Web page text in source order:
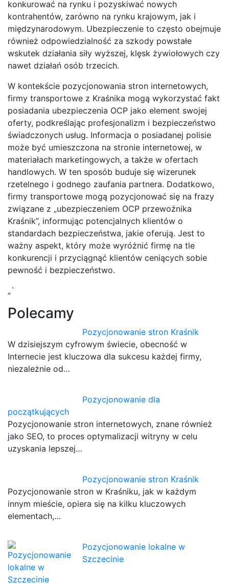
konkurować na rynku i pozyskiwać nowych
kontrahentów, zarówno na rynku krajowym, jak i
międzynarodowym. Ubezpieczenie to często obejmuje
również odpowiedzialność za szkody powstałe
wskutek działania siły wyższej, klęsk żywiołowych czy
nawet działań osób trzecich.
W kontekście pozycjonowania stron internetowych,
firmy transportowe z Kraśnika mogą wykorzystać fakt
posiadania ubezpieczenia OCP jako element swojej
oferty, podkreślając profesjonalizm i bezpieczeństwo
świadczonych usług. Informacja o posiadanej polisie
może być umieszczona na stronie internetowej, w
materiałach marketingowych, a także w ofertach
handlowych. W ten sposób buduje się wizerunek
rzetelnego i godnego zaufania partnera. Dodatkowo,
firmy transportowe mogą pozycjonować się na frazy
związane z „ubezpieczeniem OCP przewoźnika
Kraśnik”, informując potencjalnych klientów o
standardach bezpieczeństwa, jakie oferują. Jest to
ważny aspekt, który może wyróżnić firmę na tle
konkurencji i przyciągnąć klientów ceniących sobie
pewność i bezpieczeństwo.
„`
Polecamy
Pozycjonowanie stron Kraśnik
W dzisiejszym cyfrowym świecie, obecność w
Internecie jest kluczowa dla sukcesu każdej firmy,
niezależnie od…
Pozycjonowanie dla
początkujących
Pozycjonowanie stron internetowych, znane również
jako SEO, to proces optymalizacji witryny w celu
uzyskania lepszej…
Pozycjonowanie stron Kraśnik
Pozycjonowanie stron w Kraśniku, jak w każdym
innym mieście, opiera się na kilku kluczowych
elementach,…
Pozycjonowanie lokalne w
Szczecinie